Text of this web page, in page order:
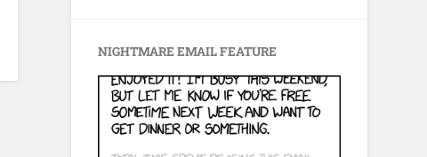
NIGHTMARE EMAIL FEATURE